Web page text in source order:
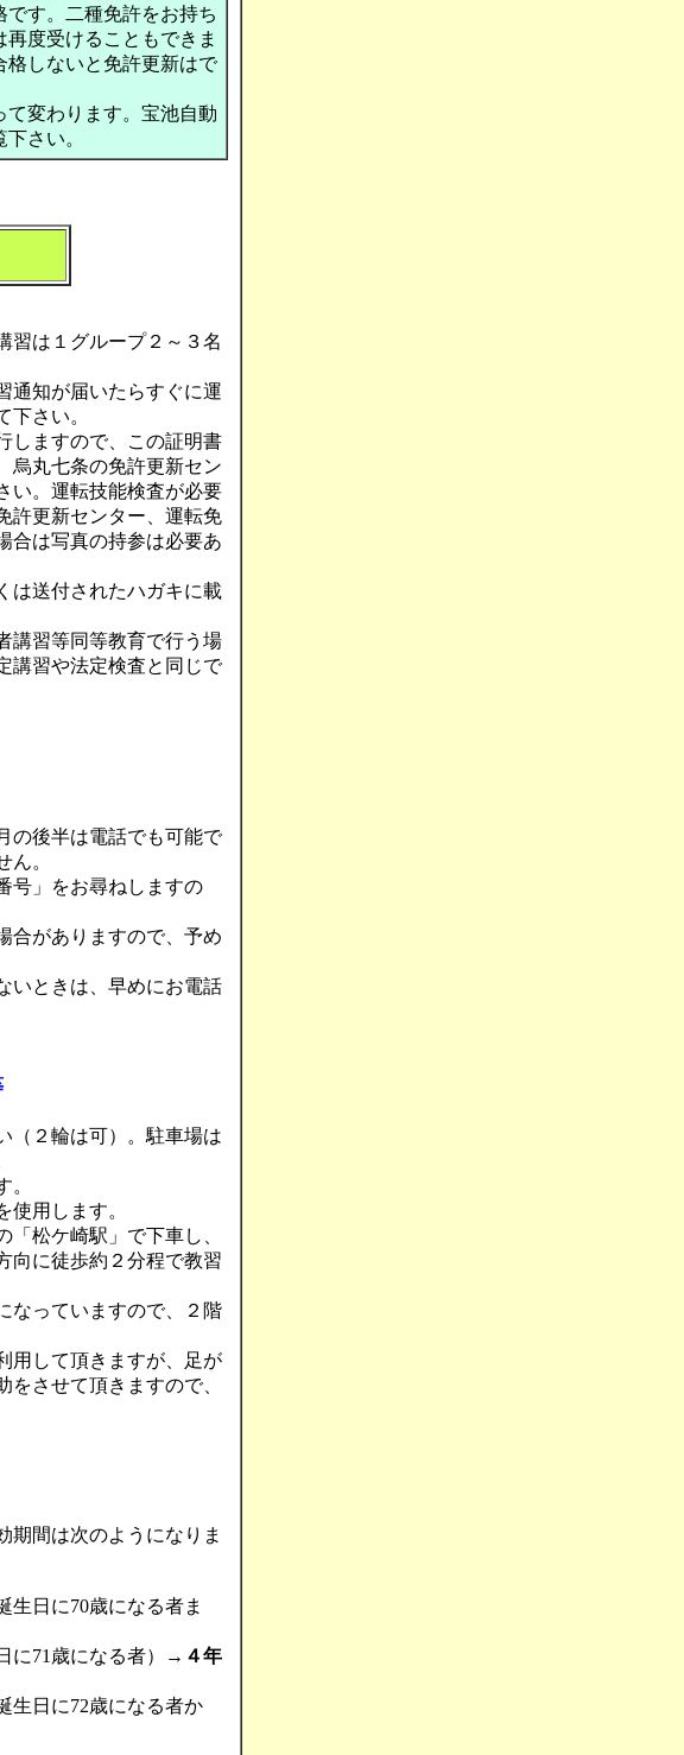
す。二種免許をお持ち
度受けることもできま
格しないと免許更新はで
変わります。宝池自動
下さい。
習は１グループ２～３名
通知が届いたらすぐに運
さい。
しますので、この証明書
烏丸七条の免許更新セン
い。運転技能検査が必要
許更新センター、運転免
合は写真の持参は必要あ
は送付されたハガキに載
講習等同等教育で行う場
講習や法定検査と同じで
の後半は電話でも可能で
ん。
号」をお尋ねしますの
合がありますので、予め
いときは、早めにお電話
（２輪は可）。駐車場は
。
用します。
松ケ崎駅」で下車し、
向に徒歩約２分程で教習
なっていますので、２階
用して頂きますが、足が
させて頂きますので、
期間は次のようになりま
生日に70歳になる者ま
に71歳になる者）→ ４年
生日に72歳になる者か